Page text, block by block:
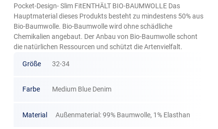
Pocket-Design- Slim FitENTHÄLT BIO-BAUMWOLLE Das
Hauptmaterial dieses Produkts besteht zu mindestens 50% aus
Bio-Baumwolle. Bio-Baumwolle wird ohne schädliche
Chemikalien angebaut. Der Anbau von Bio-Baumwolle schont
die natürlichen Ressourcen und schützt die Artenvielfalt.
Größe 32-34
Farbe Medium Blue Denim
Material Außenmaterial: 99% Baumwolle, 1% Elasthan